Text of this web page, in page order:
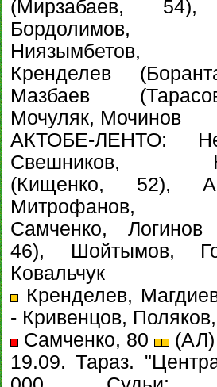
(Мирзабаев, 54),
Бордолимов,
Ниязымбетов,
Кренделев
Мазбаев
Мочуляк, Мочинов
АКТОБЕ-ЛЕНТО:
Свешников,
(Кищенко, 52),
Митрофанов,
Самченко, Логинов
46), Шойтымов,
Ковальчук
Кренделев,
- Кривенцов,
Самченко, 80
(АЛ)
19.09. Тараз.